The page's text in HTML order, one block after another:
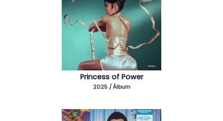
Princess of Power
2025 / Álbum